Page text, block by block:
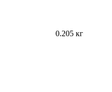
0.205 кг